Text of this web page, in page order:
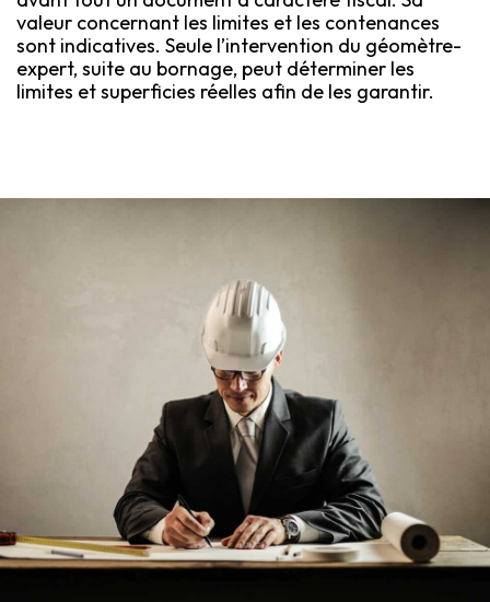
valeur concernant les limites et les contenances
sont indicatives. Seule l’intervention du géomètre-
expert, suite au bornage, peut déterminer les
limites et superficies réelles afin de les garantir.